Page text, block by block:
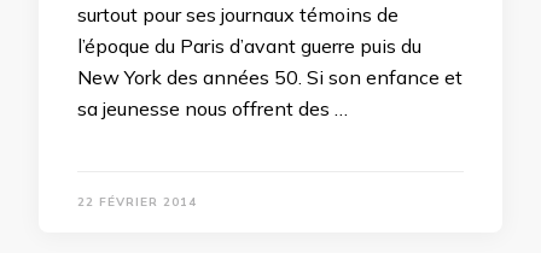
surtout pour ses journaux témoins de
l’époque du Paris d’avant guerre puis du
New York des années 50. Si son enfance et
sa jeunesse nous offrent des …
22 FÉVRIER 2014